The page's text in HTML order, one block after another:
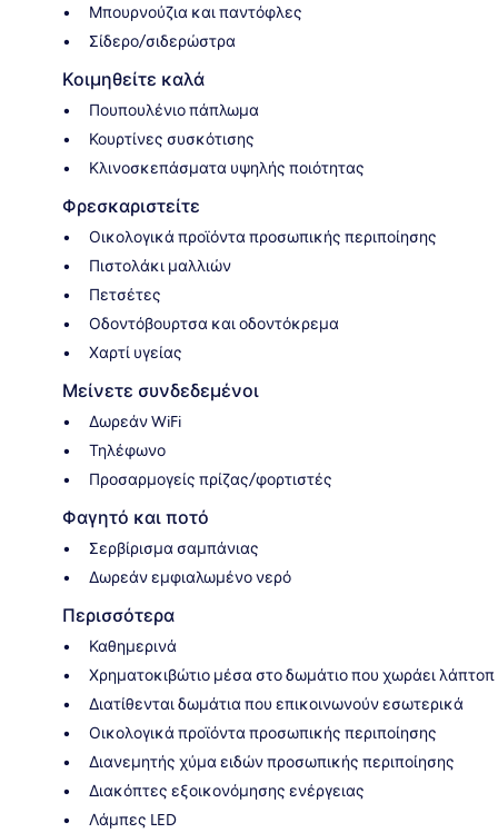
Μπουρνούζια και παντόφλες
Σίδερο/σιδερώστρα
Κοιμηθείτε καλά
Πουπουλένιο πάπλωμα
Κουρτίνες συσκότισης
Κλινοσκεπάσματα υψηλής ποιότητας
Φρεσκαριστείτε
Οικολογικά προϊόντα προσωπικής περιποίησης
Πιστολάκι μαλλιών
Πετσέτες
Οδοντόβουρτσα και οδοντόκρεμα
Χαρτί υγείας
Μείνετε συνδεδεμένοι
Δωρεάν WiFi
Τηλέφωνο
Προσαρμογείς πρίζας/φορτιστές
Φαγητό και ποτό
Σερβίρισμα σαμπάνιας
Δωρεάν εμφιαλωμένο νερό
Περισσότερα
Καθημερινά
Χρηματοκιβώτιο μέσα στο δωμάτιο που χωράει λάπτοπ
Διατίθενται δωμάτια που επικοινωνούν εσωτερικά
Οικολογικά προϊόντα προσωπικής περιποίησης
Διανεμητής χύμα ειδών προσωπικής περιποίησης
Διακόπτες εξοικονόμησης ενέργειας
Λάμπες LED